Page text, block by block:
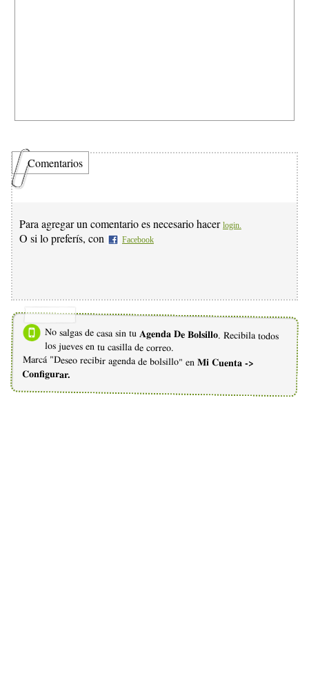
Comentarios
Para agregar un comentario es necesario hacer login.
O si lo preferís, con Facebook
No salgas de casa sin tu Agenda De Bolsillo. Recibila todos
los jueves en tu casilla de correo.
Marcá "Deseo recibir agenda de bolsillo" en Mi Cuenta ->
Configurar.